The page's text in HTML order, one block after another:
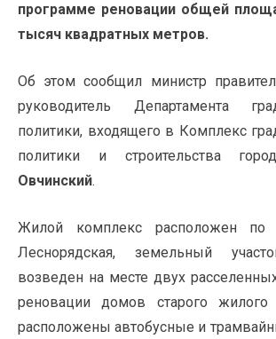
программе реновации общей
тысяч квадратных метров.
Об этом сообщил министр
руководитель Департамента
политики, входящего в Комплекс
политики и строительства
Овчинский.
Жилой комплекс расположен по
Леснорядская, земельный
возведен на месте двух
реновации домов старого
расположены автобусные и